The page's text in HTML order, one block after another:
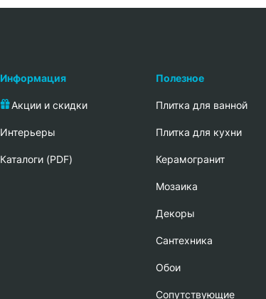
Информация
Акции и скидки
Интерьеры
Каталоги (PDF)
Полезное
Плитка для ванной
Плитка для кухни
Керамогранит
Мозаика
Декоры
Сантехника
Обои
Сопутствующие